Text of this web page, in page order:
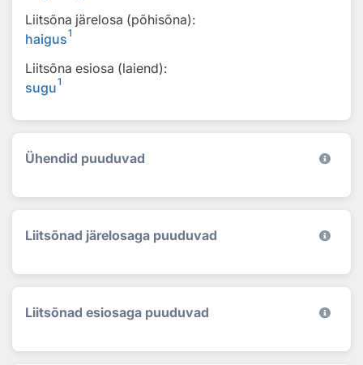
Liitsõna järelosa (põhisõna):
haigus1
Liitsõna esiosa (laiend):
sugu1
Ühendid puuduvad
Liitsõnad järelosaga puuduvad
Liitsõnad esiosaga puuduvad